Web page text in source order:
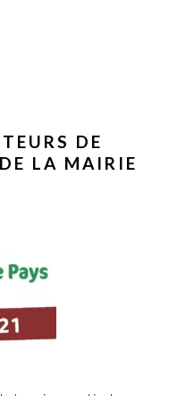
DE
LA MAIRIE